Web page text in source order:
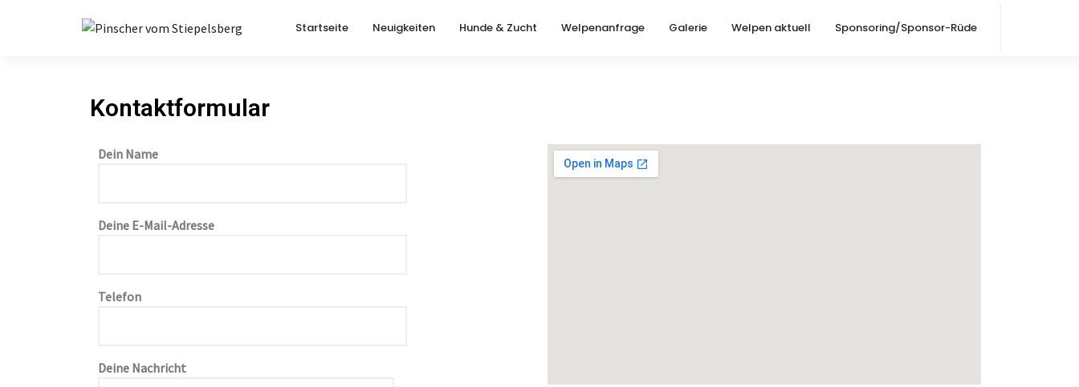
Startseite Neuigkeiten Hunde & Zucht Welpenanfrage Galerie Welpen aktuell Sponsoring/Sponsor-Rüde
Kontaktformular
Dein Name
Deine E-Mail-Adresse
Telefon
Deine Nachricht